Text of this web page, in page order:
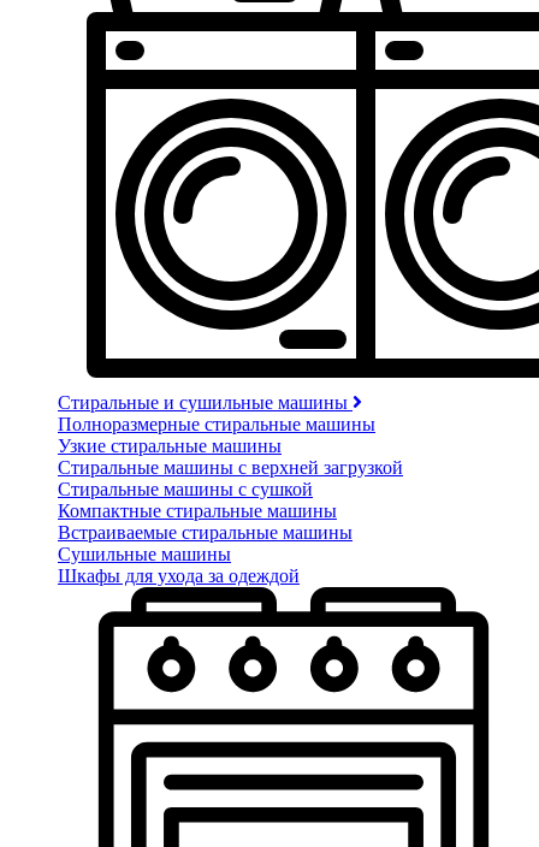
Стиральные и сушильные машины
Полноразмерные стиральные машины
Узкие стиральные машины
Стиральные машины с верхней загрузкой
Стиральные машины с сушкой
Компактные стиральные машины
Встраиваемые стиральные машины
Сушильные машины
Шкафы для ухода за одеждой